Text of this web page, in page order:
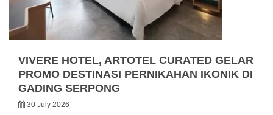
VIVERE HOTEL, ARTOTEL CURATED GELAR
PROMO DESTINASI PERNIKAHAN IKONIK DI
GADING SERPONG
30 July 2026